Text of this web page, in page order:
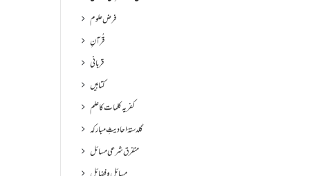
فرض علوم
قُرآنِ
قربانی
کتابیں
کفریہ کلمات کا علم
گلدستۂ احادیثِ مبارکہ
متفرق شرعی مسائل